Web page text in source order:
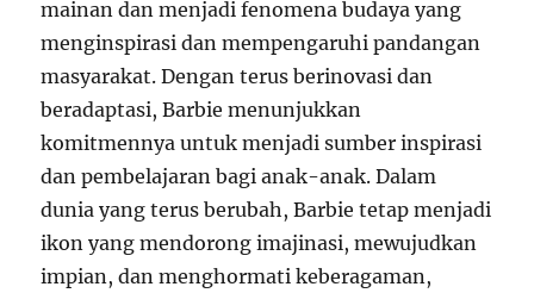
mainan dan menjadi fenomena budaya yang
menginspirasi dan mempengaruhi pandangan
masyarakat. Dengan terus berinovasi dan
beradaptasi, Barbie menunjukkan
komitmennya untuk menjadi sumber inspirasi
dan pembelajaran bagi anak-anak. Dalam
dunia yang terus berubah, Barbie tetap menjadi
ikon yang mendorong imajinasi, mewujudkan
impian, dan menghormati keberagaman,